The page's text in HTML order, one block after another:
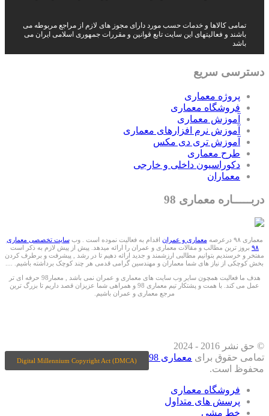
تمامی کالاها و خدمات حسب مورد دارای مجوز های لازم از مراجع مربوطه می
باشند و فعالیتهای این سایت تابع قوانین و مقررات جمهوری اسلامی ایران می
باشد
دسترسی سریع
پروژه معماری
فروشگاه معماری
آموزش معماری
آموزش نرم افزارهای معماری
آموزش تری دی مکس
طرح معماری
دکوراسیون داخلی و خارجی
معماران
دربـــــاره معماری 98
معماری ۹۸ درعرصه معماری و عمران اقدام به فعالیت نموده است . وبسایت تخصصی معماری
۹۸ بروز ترین مطالب و مقالات معماری و عمران را ارائه میدهد. پیش از پیش لازم به ذکر است
مفتخر و خرسندیم بتوانیم مطالبی ارزشمند و جدید ارائه دهیم تا در رشد , پیشرفت و برطرف کردن
بخش کوچکی از نیاز های شما معماران و مهندسین گرامی قدمی هر چند کوچک برداشته باشیم. ....
هدف ما فعالیت همچون سایر وب سایت های معماری و عمران نمی باشد , معمار98 حرفه ای تر
عمل می کند. با همت و پشتکار تیم معماری 98 و همراهی شما عزیزان قصد داریم تا بزرگ ترین
مرجع معماری و عمران باشیم.
Digital Millennium Copyright Act (DMCA)
© حق نشر 2016 - 2024
تمامی حقوق برای معماری 98
محفوظ است.
فروشگاه معماری
پرسش های متداول
خط مشی